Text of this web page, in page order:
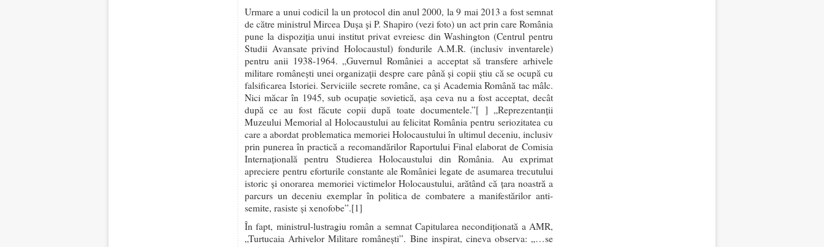
Urmare a unui codicil la un protocol din anul 2000, la 9 mai 2013 a fost semnat
de către ministrul Mircea Duşa şi P. Shapiro (vezi foto) un act prin care România
pune la dispoziţia unui institut privat evreiesc din Washington (Centrul pentru
Studii Avansate privind Holocaustul) fondurile A.M.R. (inclusiv inventarele)
pentru anii 1938-1964. „Guvernul României a acceptat să transfere arhivele
militare românești unei organizații despre care până și copii știu că se ocupă cu
falsificarea Istoriei. Serviciile secrete române, ca și Academia Română tac mâlc.
Nici măcar în 1945, sub ocupație sovietică, așa ceva nu a fost acceptat, decât
după ce au fost făcute copii după toate documentele.”[ ] „Reprezentanţii
Muzeului Memorial al Holocaustului au felicitat România pentru seriozitatea cu
care a abordat problematica memoriei Holocaustului în ultimul deceniu, inclusiv
prin punerea în practică a recomandărilor Raportului Final elaborat de Comisia
Internaţională pentru Studierea Holocaustului din România. Au exprimat
apreciere pentru eforturile constante ale României legate de asumarea trecutului
istoric şi onorarea memoriei victimelor Holocaustului, arătând că ţara noastră a
parcurs un deceniu exemplar în politica de combatere a manifestărilor anti-
semite, rasiste şi xenofobe”.[1]
În fapt, ministrul-lustragiu român a semnat Capitularea necondiţionată a AMR,
„Turtucaia Arhivelor Militare româneşti”. Bine inspirat, cineva observa: „…se